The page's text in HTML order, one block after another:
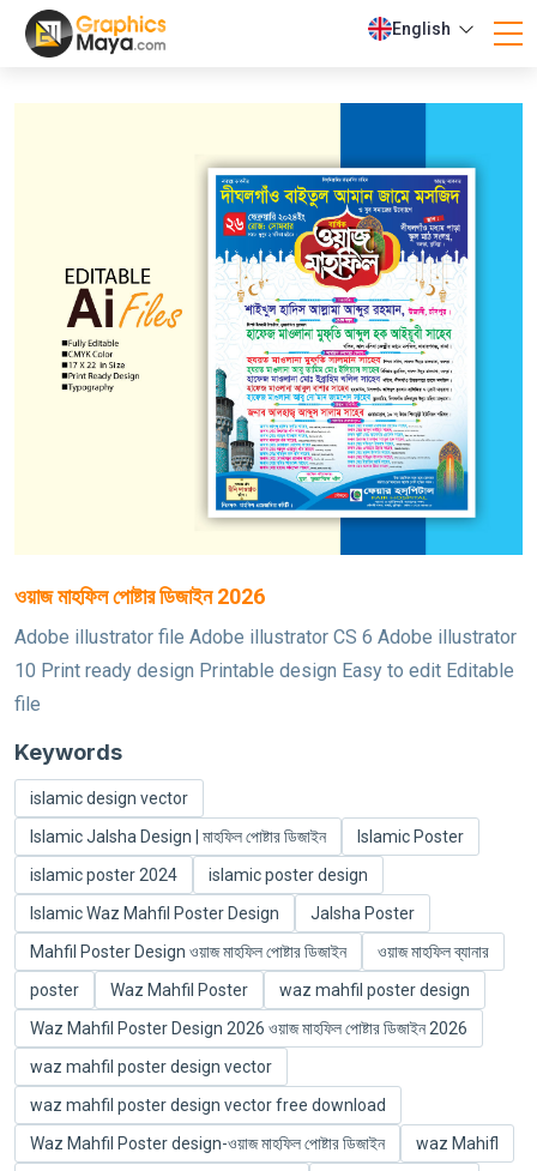
English
ওয়াজ মাহফিল পোষ্টার ডিজাইন 2026
Adobe illustrator file Adobe illustrator CS 6 Adobe illustrator
10 Print ready design Printable design Easy to edit Editable
file
Keywords
islamic design vector
Islamic Jalsha Design | মাহফিল পোষ্টার ডিজাইন
Islamic Poster
islamic poster 2024
islamic poster design
Islamic Waz Mahfil Poster Design
Jalsha Poster
Mahfil Poster Design ওয়াজ মাহফিল পোষ্টার ডিজাইন
ওয়াজ মাহফিল ব্যানার
poster
Waz Mahfil Poster
waz mahfil poster design
Waz Mahfil Poster Design 2026 ওয়াজ মাহফিল পোষ্টার ডিজাইন 2026
waz mahfil poster design vector
waz mahfil poster design vector free download
Waz Mahfil Poster design-ওয়াজ মাহফিল পোষ্টার ডিজাইন
waz Mahifl